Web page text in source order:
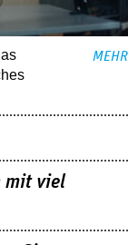
MEHR
mit viel